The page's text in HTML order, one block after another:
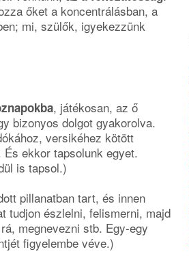
őket a koncentrálásban, a
mi, szülők, igyekezzünk
, játékosan, az ő
bizonyos dolgot gyakorolva.
versikéhez kötött
ekkor tapsolunk egyet.
is tapsol.)
pillanatban tart, és innen
tudjon észlelni, felismerni, majd
megnevezni stb. Egy-egy
figyelembe véve.)